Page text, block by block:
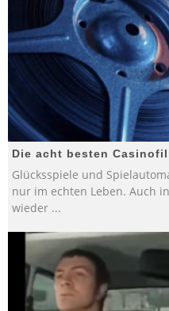
Die acht besten
Glücksspiele und
nur im echten Leben. Auch
wieder ...